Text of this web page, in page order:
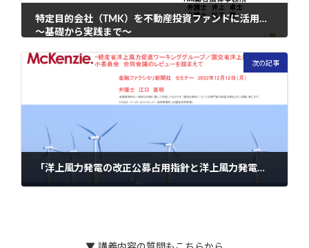
特定目的会社（TMK）を不動産投資ファンドに活用する際のポイント
～基礎から実践まで～
2022年12月15日 次の記事
「洋上風力発電の改正公募占用指針と洋上風力発電の契約書並びにプロジェクトファイナンス」-経産省洋上風力促進ワーキンググループ/ 国交省洋上風力促進小委員会 合同会議のレビューを踏まえて